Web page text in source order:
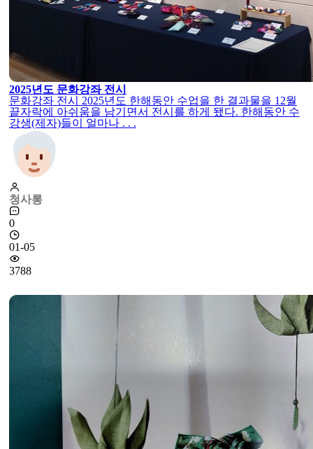
2025년도 문화강좌 전시
문화강좌 전시 2025년도 한해동안 수업을 한 결과물을 12월
끝자락에 아쉬움을 남기면서 전시를 하게 됐다. 한해동안 수
강생(제자)들이 얼마나 . . .
청사롱
0
01-05
3788